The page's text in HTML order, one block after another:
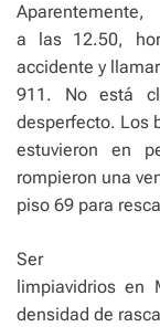
Aparentemente,
a las 12.50,
accidente y
911. No está
desperfecto. Los
estuvieron en
rompieron una
piso 69 para
Ser
limpiavidrios en
densidad de